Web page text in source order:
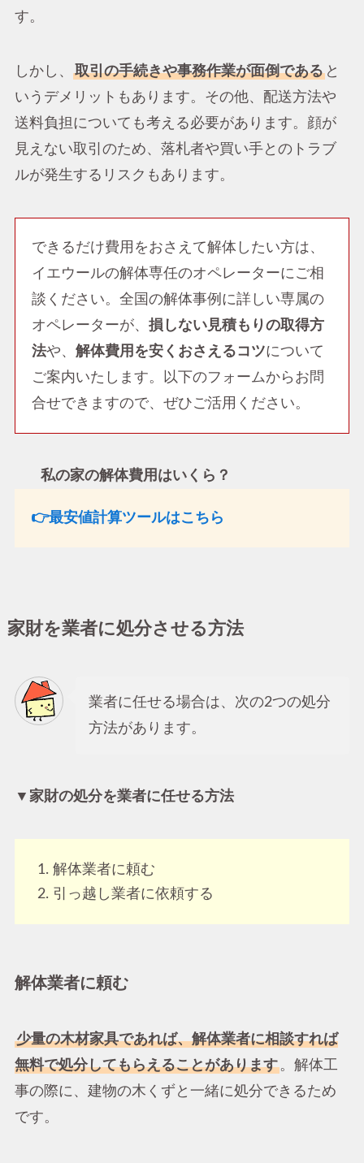
す。
しかし、 取引の手続きや事務作業が面倒であると
いうデメリットもあります。その他、配送方法や
送料負担についても考える必要があります。顔が
見えない取引のため、落札者や買い手とのトラブ
ルが発生するリスクもあります。
できるだけ費用をおさえて解体したい方は、
イエウールの解体専任のオペレーターにご相
談ください。全国の解体事例に詳しい専属の
オペレーターが、 損しない見積もりの取得方
法や、 解体費用を安くおさえるコツについて
ご案内いたします。以下のフォームからお問
合せできますので、ぜひご活用ください。
私の家の解体費用はいくら？
👉最安値計算ツールはこちら
家財を業者に処分させる方法
業者に任せる場合は、次の2つの処分
方法があります。
▼家財の処分を業者に任せる方法
解体業者に頼む
引っ越し業者に依頼する
解体業者に頼む
少量の木材家具であれば、解体業者に相談すれば
無料で処分してもらえることがあります。解体工
事の際に、建物の木くずと一緒に処分できるため
です。